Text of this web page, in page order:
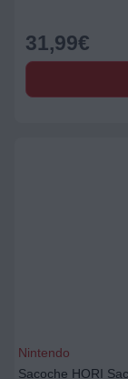
31,99€
Nintendo
Sacoche HORI